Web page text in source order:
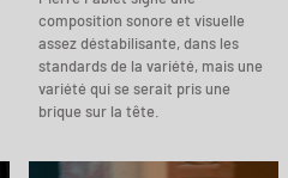
composition sonore et visuelle
assez déstabilisante, dans les
standards de la variété, mais une
variété qui se serait pris une
brique sur la tête.